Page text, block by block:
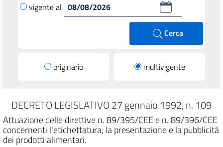
vigente al
Cerca
originario multivigente
DECRETO LEGISLATIVO 27 gennaio 1992, n. 109
Attuazione delle direttive n. 89/395/CEE e n. 89/396/CEE
concernenti l'etichettatura, la presentazione e la pubblicità
dei prodotti alimentari.